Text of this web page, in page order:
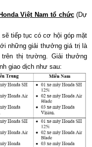
Việt Nam tổ chức(Dự
sẽ tiếp tục có cơ hội góp mặt
những giải thưởng giá trị là
thị trường. Giải thưởng
giao dịch như sau: